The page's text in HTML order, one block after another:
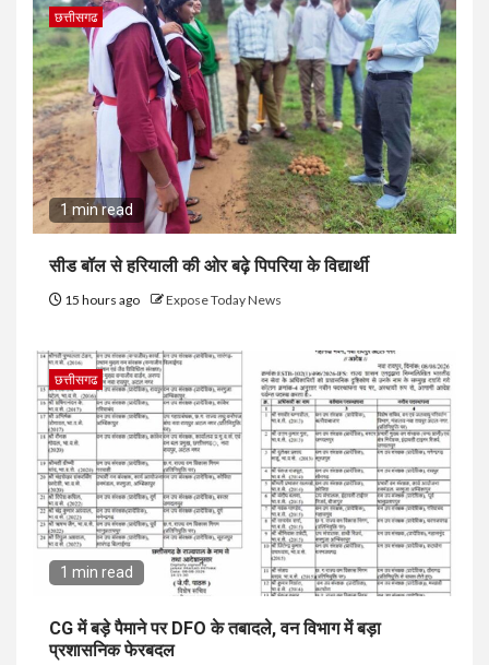
छत्तीसगढ
1 min read
सीड बॉल से हरियाली की ओर बढ़े पिपरिया के विद्यार्थी
15 hours ago Expose Today News
छत्तीसगढ
1 min read
CG में बड़े पैमाने पर DFO के तबादले, वन विभाग में बड़ा
प्रशासनिक फेरबदल